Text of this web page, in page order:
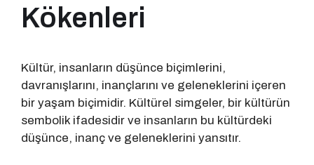
Kökenleri
Kültür, insanların düşünce biçimlerini,
davranışlarını, inançlarını ve geleneklerini içeren
bir yaşam biçimidir. Kültürel simgeler, bir kültürün
sembolik ifadesidir ve insanların bu kültürdeki
düşünce, inanç ve geleneklerini yansıtır.